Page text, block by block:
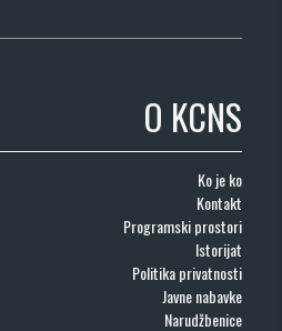
O KCNS
Ko je ko
Kontakt
Programski prostori
Istorijat
Politika privatnosti
Javne nabavke
Narudžbenice